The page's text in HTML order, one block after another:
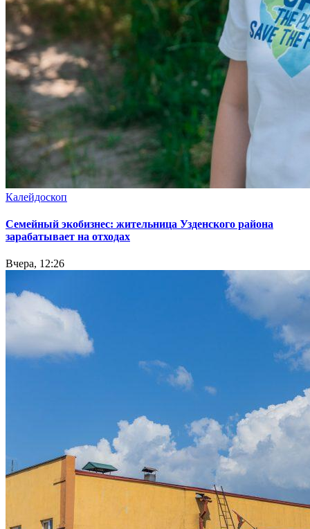
Калейдоскоп
Семейный экобизнес: жительница Узденского района
зарабатывает на отходах
Вчера, 12:26